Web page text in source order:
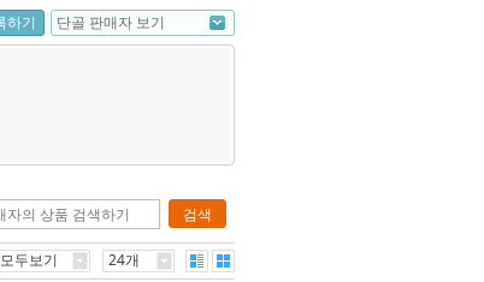
하기 단골 판매자 보기
검색
모두보기 24개